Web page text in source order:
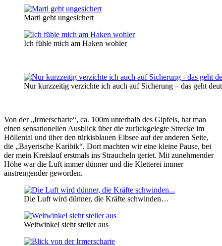
Martl geht ungesichert
Ich fühle mich am Haken wohler
Nur kurzzeitig verzichte ich auch auf Sicherung – das geht
Von der „Irmerscharte“, ca. 100m unterhalb des Gipfels, hat man
einen sensationellen Ausblick über die zurückgelegte Strecke im
Höllental und über den türkisblauen Eibsee auf der anderen Seite,
die „Bayerische Karibik“. Dort machten wir eine kleine Pause, bei
der mein Kreislauf erstmals ins Straucheln geriet. Mit zunehmender
Höhe war die Luft immer dünner und die Kletterei immer
anstrengender geworden.
Die Luft wird dünner, die Kräfte schwinden…
Weitwinkel sieht steiler aus